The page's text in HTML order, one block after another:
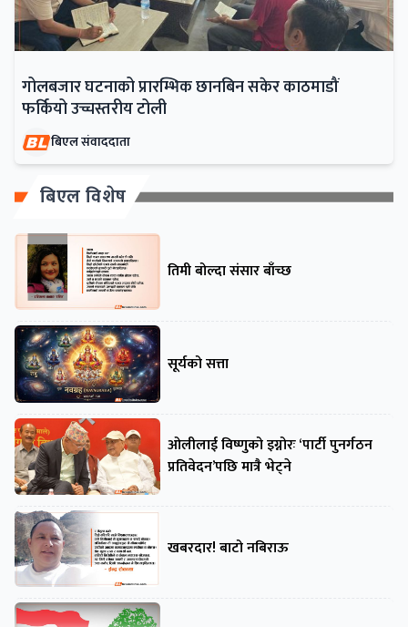
गोलबजार घटनाको प्रारम्भिक छानबिन सकेर काठमाडौं
फर्कियो उच्चस्तरीय टोली
बिएल संवाददाता
बिएल विशेष
तिमी बोल्दा संसार बाँच्छ
सूर्यको सत्ता
ओलीलाई विष्णुको इग्नोरः ‘पार्टी पुनर्गठन
प्रतिवेदन’पछि मात्रै भेट्ने
खबरदार! बाटो नबिराऊ